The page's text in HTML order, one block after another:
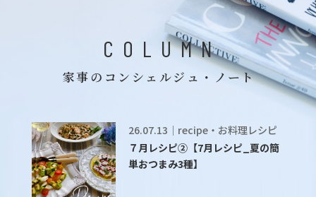
COLUMN
家事のコンシェルジュ・ノート
26.07.13｜recipe・お料理レシピ
７月レシピ②【7月レシピ_夏の簡
単おつまみ3種】